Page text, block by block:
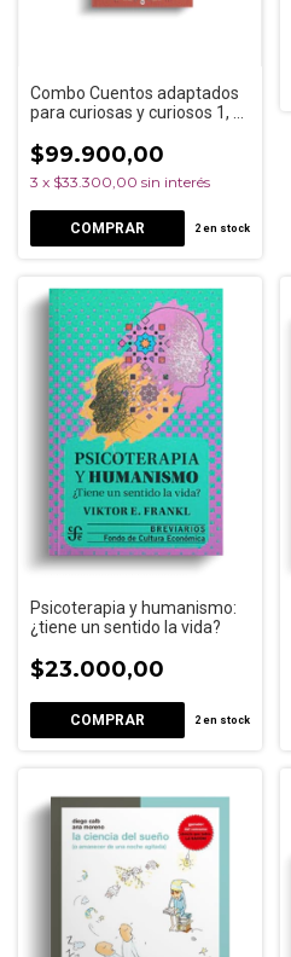
Combo Cuentos adaptados
para curiosas y curiosos 1, 2
$99.900,00
3 x $33.300,00 sin interés
2en stock
Psicoterapia y humanismo:
¿tiene un sentido la vida?
$23.000,00
2en stock